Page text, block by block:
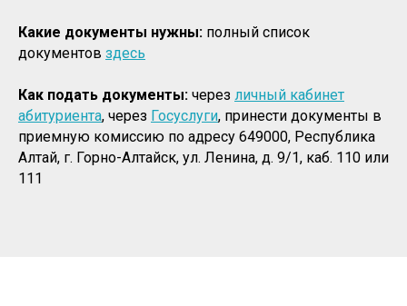
Какие документы нужны: полный список
документов здесь
Как подать документы: через личный кабинет
абитуриента, через Госуслуги, принести документы в
приемную комиссию по адресу 649000, Республика
Алтай, г. Горно-Алтайск, ул. Ленина, д. 9/1, каб. 110 или
111